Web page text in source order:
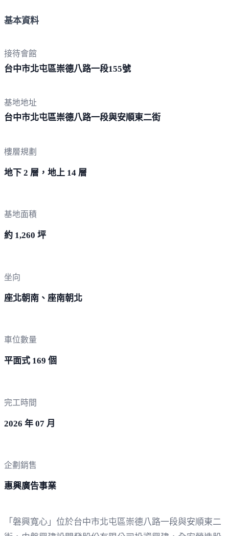
基本資料
接待會館
台中市北屯區崇德八路一段155號
基地地址
台中市北屯區崇德八路一段與安順東二街
樓層規劃
地下 2 層，地上 14 層
基地面積
約 1,260 坪
坐向
座北朝南、座南朝北
車位數量
平面式 169 個
完工時間
2026 年 07 月
企劃銷售
惠興廣告事業
「磐興寬心」位於台中市北屯區崇德八路一段與安順東二